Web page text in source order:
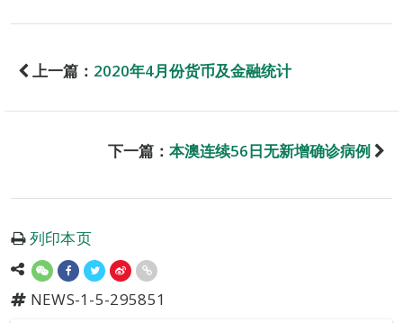
上一篇： 2020年4月份货币及金融统计
下一篇： 本澳连续56日无新增确诊病例
列印本页
NEWS-1-5-295851